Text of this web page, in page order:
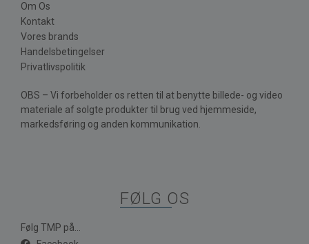
Om Os
Kontakt
Vores brands
Handelsbetingelser
Privatlivspolitik
OBS – Vi forbeholder os retten til at benytte billede- og video
materiale af solgte produkter til brug ved hjemmeside,
markedsføring og anden kommunikation.
FØLG OS
Følg TMP på...